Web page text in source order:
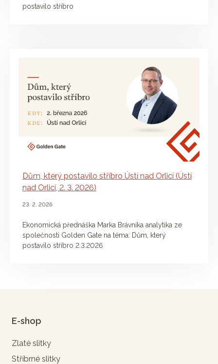
postavilo stříbro
Dům, který postavilo stříbro Ústí nad Orlicí (Ústí
nad Orlicí, 2. 3. 2026)
23. 2. 2026
Ekonomická přednáška Marka Brávníka analytika ze
společnosti Golden Gate na téma: Dům, který
postavilo stříbro 2.3.2026
E-shop
Zlaté slitky
Stříbrné slitky